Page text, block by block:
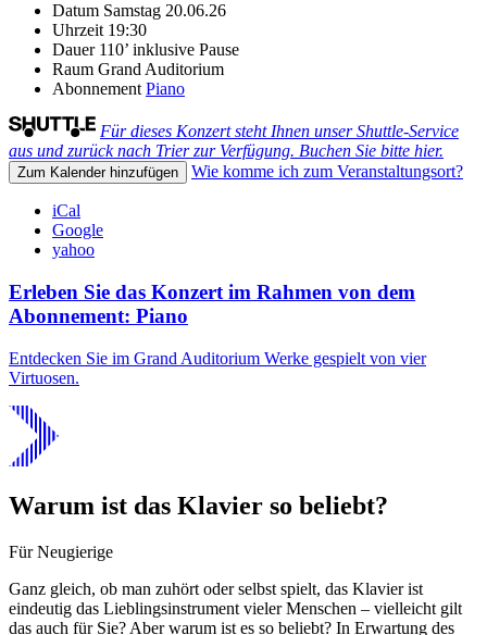
Datum Samstag 20.06.26
Uhrzeit 19:30
Dauer 110’ inklusive Pause
Raum Grand Auditorium
Abonnement Piano
Für dieses Konzert steht Ihnen unser Shuttle-Service
aus und zurück nach Trier zur Verfügung. Buchen Sie bitte hier.
Zum Kalender hinzufügen Wie komme ich zum Veranstaltungsort?
iCal
Google
yahoo
Erleben Sie das Konzert im Rahmen von dem
Abonnement: Piano
Entdecken Sie im Grand Auditorium Werke gespielt von vier
Virtuosen.
Warum ist das Klavier so beliebt?
Für Neugierige
Ganz gleich, ob man zuhört oder selbst spielt, das Klavier ist
eindeutig das Lieblingsinstrument vieler Menschen – vielleicht gilt
das auch für Sie? Aber warum ist es so beliebt? In Erwartung des